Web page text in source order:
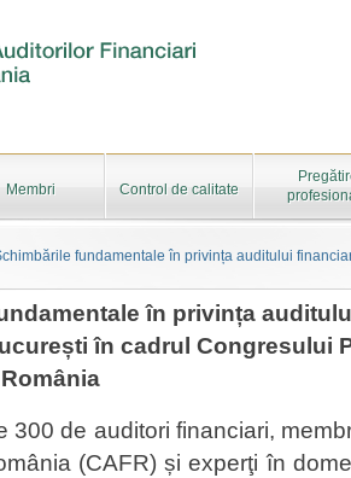
Membri Control de calitate
fundamentale în privința auditului
în privința
în cadrul Congresului
300 de auditori financiari,
(CAFR)și experţi în